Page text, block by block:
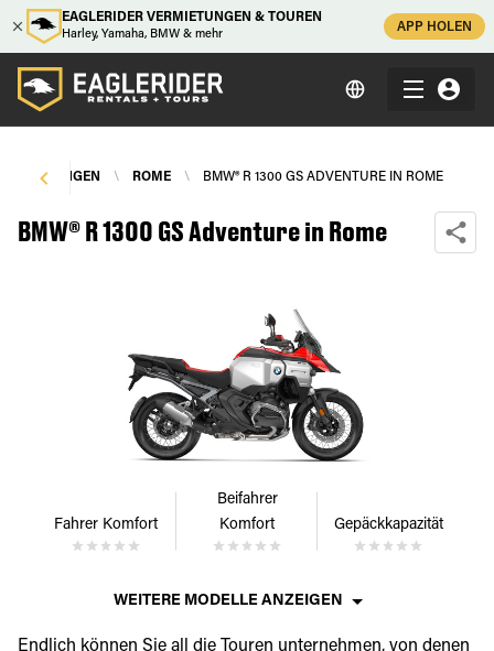
EAGLERIDER VERMIETUNGEN & TOUREN
Harley, Yamaha, BMW & mehr
APP HOLEN
\ ROME \ BMW® R 1300 GS ADVENTURE IN ROME
BMW® R 1300 GS Adventure in Rome
Fahrer Komfort
Beifahrer
Komfort
Gepäckkapazität
WEITERE MODELLE ANZEIGEN
Endlich können Sie all die Touren unternehmen, von denen